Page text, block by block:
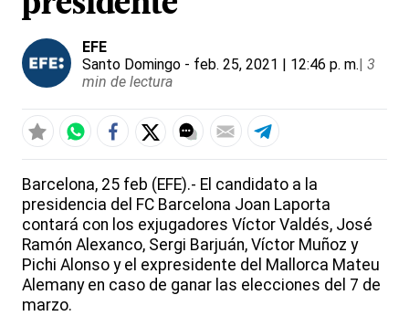
EFE
Santo Domingo - feb. 25, 2021 | 12:46 p. m.| 3
min de lectura
Barcelona, 25 feb (EFE).- El candidato a la
presidencia del FC Barcelona Joan Laporta
contará con los exjugadores Víctor Valdés, José
Ramón Alexanco, Sergi Barjuán, Víctor Muñoz y
Pichi Alonso y el expresidente del Mallorca Mateu
Alemany en caso de ganar las elecciones del 7 de
marzo.